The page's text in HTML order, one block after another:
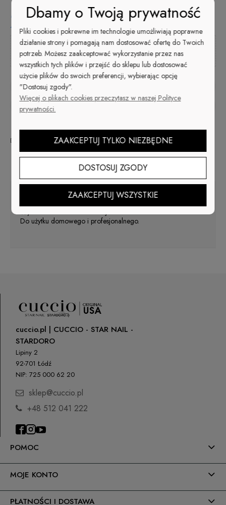
21,00 zł
Kup i zapłać później
Dostępność: brak towaru
Dwustronne, metalowe narzędzie do czyszczenia paznokci.
Do użytku domowego i profesjonalnego.
POMOC
MOJE KONTO
PŁATNOŚCI I DOSTAWA
cuccio.pl | CUCCIO - STAR NAIL -
STARDORO
Lipiny 2
92-701 Łódź
NIP: 725 000 62 20
sklep@cuccio.pl
+48 512 041 222
Dbamy o Twoją prywatność
Pliki cookies i pokrewne im technologie umożliwiają poprawne
działanie strony i pomagają nam dostosować ofertę do Twoich
potrzeb. Możesz zaakceptować wykorzystanie przez nas
wszystkich tych plików i przejść do sklepu lub dostosować
użycie plików do swoich preferencji, wybierając opcję
"Dostosuj zgody".
Więcej o plikach cookies przeczytasz w naszej Polityce
prywatności.
ZAAKCEPTUJ TYLKO NIEZBĘDNE
DOSTOSUJ ZGODY
ZAAKCEPTUJ WSZYSTKIE